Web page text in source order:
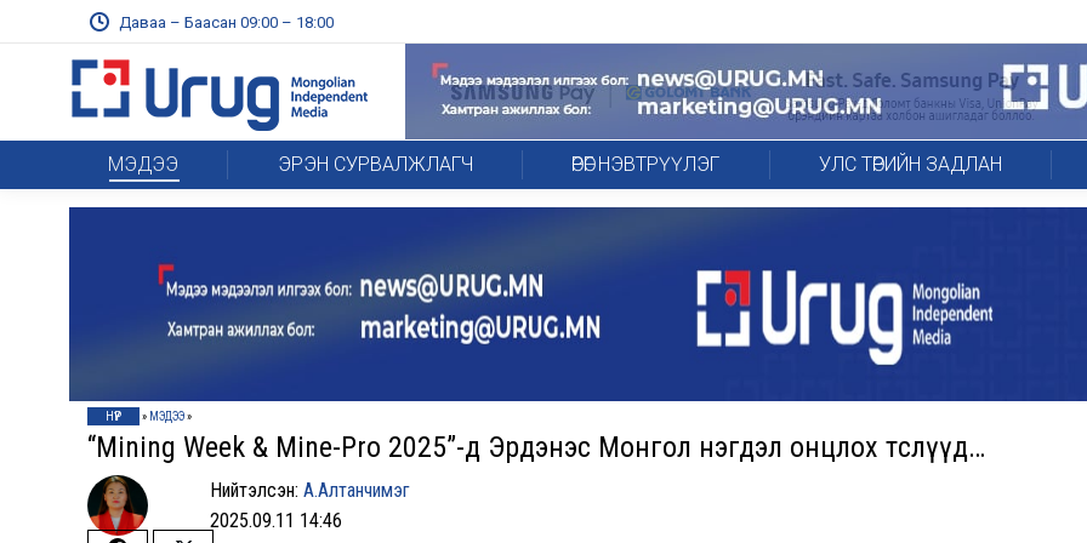
Даваа – Баасан 09:00 – 18:00
МЭДЭЭ ЭРЭН СУРВАЛЖЛАГЧ ӨРӨГ НЭВТРҮҮЛЭГ УЛС ТӨРИЙН ЗАДЛАН
НҮҮР » МЭДЭЭ»
“Mining Week & Mine-Pro 2025”-д Эрдэнэс Монгол нэгдэл онцлох төслүүд…
Нийтэлсэн:А.Алтанчимэг
2025.09.11 14:46